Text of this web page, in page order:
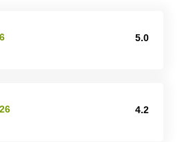
5.0
4.2